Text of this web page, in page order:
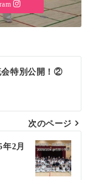
特別公開！②
次のページ
2月